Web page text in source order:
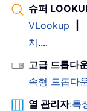
슈퍼
VLookup
치....
고급 드롭다
속형 드롭다
열 관리자:특